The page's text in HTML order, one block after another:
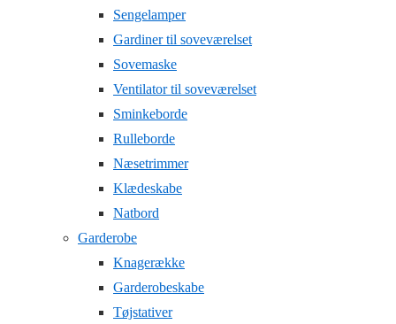
Sengelamper
Gardiner til soveværelset
Sovemaske
Ventilator til soveværelset
Sminkeborde
Rulleborde
Næsetrimmer
Klædeskabe
Natbord
Garderobe
Knagerække
Garderobeskabe
Tøjstativer